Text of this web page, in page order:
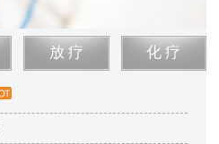
放 疗 化 疗